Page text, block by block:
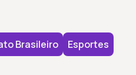
Brasileiro
Esportes